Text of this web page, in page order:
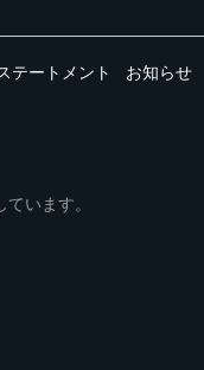
テートメント お知らせ
います。